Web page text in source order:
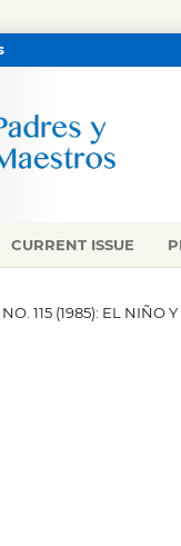
CURRENT ISSUE
NO. 115 (1985): EL NIÑO